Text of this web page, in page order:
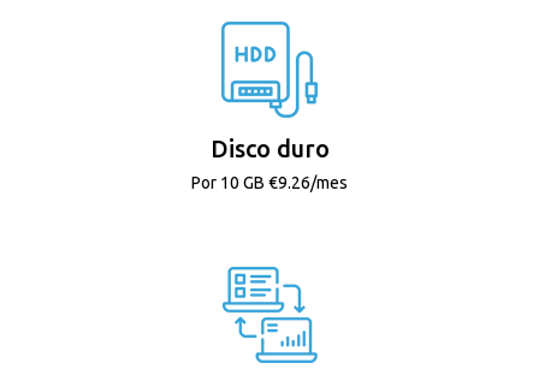
Disco duro
Por 10 GB €9.26/mes